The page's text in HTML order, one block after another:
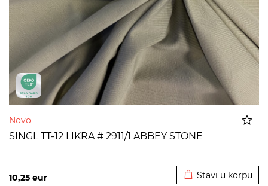
Novo
SINGL TT-12 LIKRA # 2911/1 ABBEY STONE
10,25 eur Stavi u korpu